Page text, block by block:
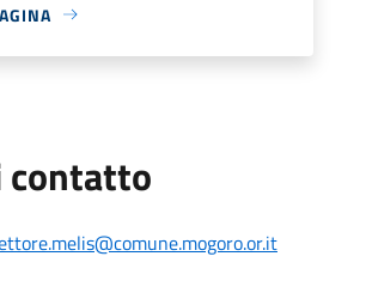
contatto